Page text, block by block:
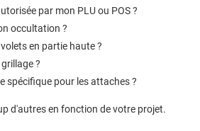
par mon PLU ou POS ?
occultation ?
en partie haute ?
?
spécifique pour les attaches ?
d'autres en fonction de votre projet.